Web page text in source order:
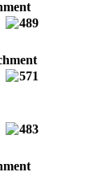
489
571
483